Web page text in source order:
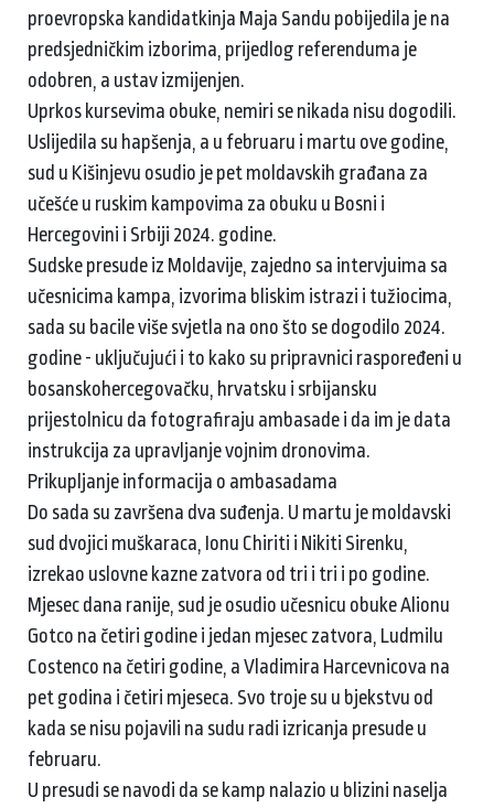
proevropska kandidatkinja Maja Sandu pobijedila je na
predsjedničkim izborima, prijedlog referenduma je
odobren, a ustav izmijenjen.
Uprkos kursevima obuke, nemiri se nikada nisu dogodili.
Uslijedila su hapšenja, a u februaru i martu ove godine,
sud u Kišinjevu osudio je pet moldavskih građana za
učešće u ruskim kampovima za obuku u Bosni i
Hercegovini i Srbiji 2024. godine.
Sudske presude iz Moldavije, zajedno sa intervjuima sa
učesnicima kampa, izvorima bliskim istrazi i tužiocima,
sada su bacile više svjetla na ono što se dogodilo 2024.
godine - uključujući i to kako su pripravnici raspoređeni u
bosanskohercegovačku, hrvatsku i srbijansku
prijestolnicu da fotografiraju ambasade i da im je data
instrukcija za upravljanje vojnim dronovima.
Prikupljanje informacija o ambasadama
Do sada su završena dva suđenja. U martu je moldavski
sud dvojici muškaraca, Ionu Chiriti i Nikiti Sirenku,
izrekao uslovne kazne zatvora od tri i tri i po godine.
Mjesec dana ranije, sud je osudio učesnicu obuke Alionu
Gotco na četiri godine i jedan mjesec zatvora, Ludmilu
Costenco na četiri godine, a Vladimira Harcevnicova na
pet godina i četiri mjeseca. Svo troje su u bjekstvu od
kada se nisu pojavili na sudu radi izricanja presude u
februaru.
U presudi se navodi da se kamp nalazio u blizini naselja